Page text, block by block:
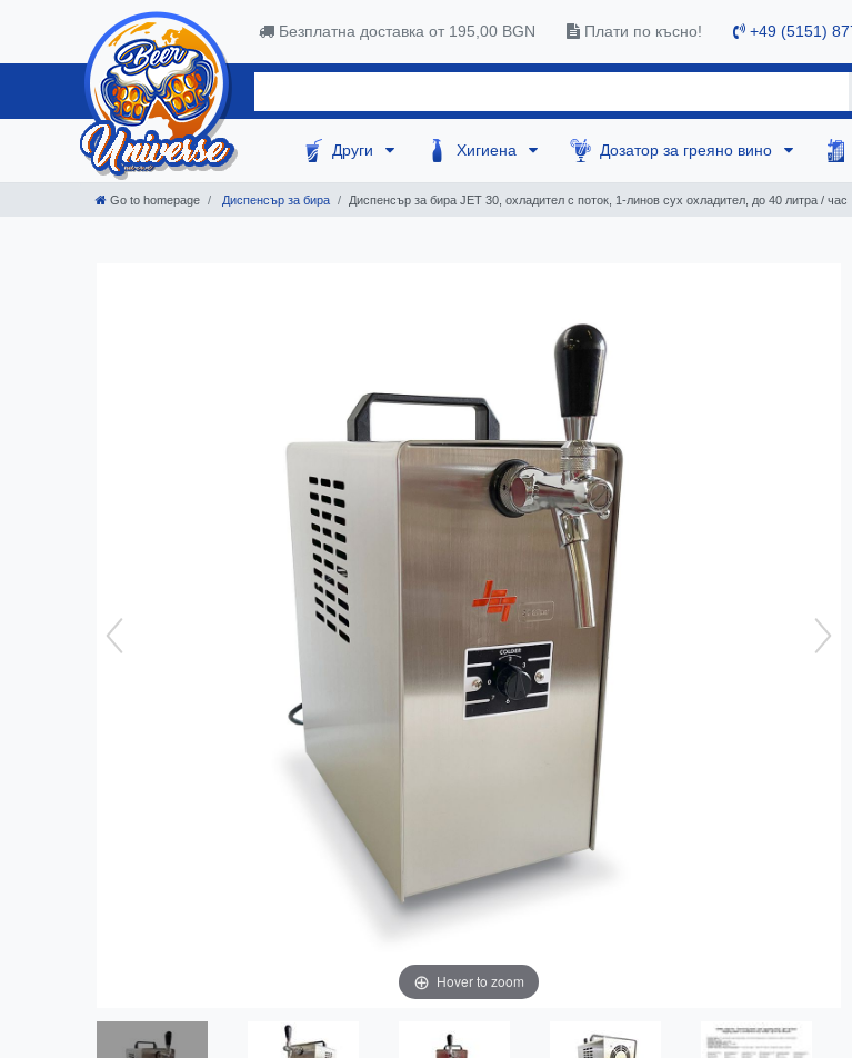
Безплатна доставка от 195,00 BGN Плати по късно! +49 (5151)
Други Хигиена Дозатор за греяно вино
Go to homepage Диспенсър за бира Диспенсър за бира JET 30, охладител с поток, 1-линов сух охладител, до 40 литра / час
Hover to zoom